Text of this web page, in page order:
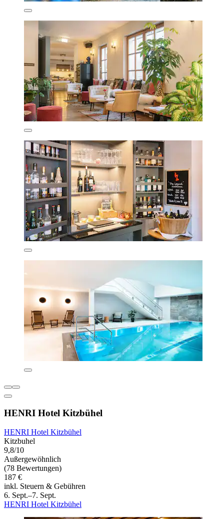
HENRI Hotel Kitzbühel
HENRI Hotel Kitzbühel
Kitzbuhel
9,8/10
Außergewöhnlich
(78 Bewertungen)
187 €
inkl. Steuern & Gebühren
6. Sept.–7. Sept.
HENRI Hotel Kitzbühel